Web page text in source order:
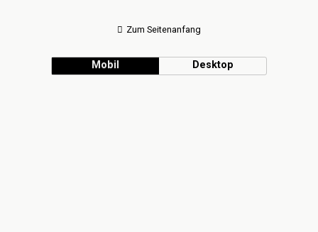
Zum Seitenanfang
Mobil Desktop